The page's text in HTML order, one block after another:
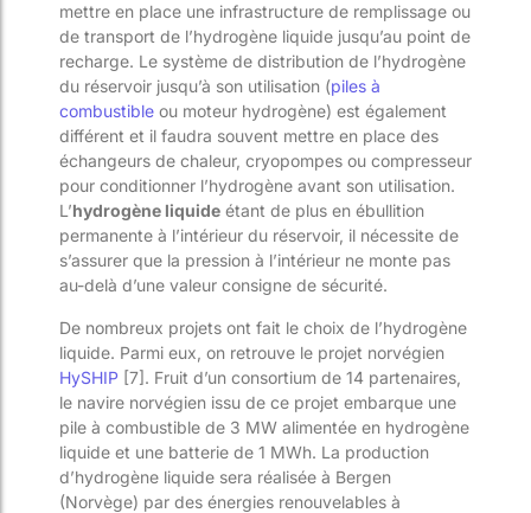
mettre en place une infrastructure de remplissage ou
de transport de l’hydrogène liquide jusqu’au point de
recharge. Le système de distribution de l’hydrogène
du réservoir jusqu’à son utilisation (piles à
combustible ou moteur hydrogène) est également
différent et il faudra souvent mettre en place des
échangeurs de chaleur, cryopompes ou compresseur
pour conditionner l’hydrogène avant son utilisation.
L’hydrogène liquide étant de plus en ébullition
permanente à l’intérieur du réservoir, il nécessite de
s’assurer que la pression à l’intérieur ne monte pas
au-delà d’une valeur consigne de sécurité.
De nombreux projets ont fait le choix de l’hydrogène
liquide. Parmi eux, on retrouve le projet norvégien
HySHIP [7]. Fruit d’un consortium de 14 partenaires,
le navire norvégien issu de ce projet embarque une
pile à combustible de 3 MW alimentée en hydrogène
liquide et une batterie de 1 MWh. La production
d’hydrogène liquide sera réalisée à Bergen
(Norvège) par des énergies renouvelables à